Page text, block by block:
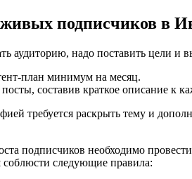
подписчиков в
аудиторию, надо поставить цели и
план минимум на месяц.
составив краткое описание к
требуется раскрыть тему и
подписчиков необходимо
соблюсти следующие правила: